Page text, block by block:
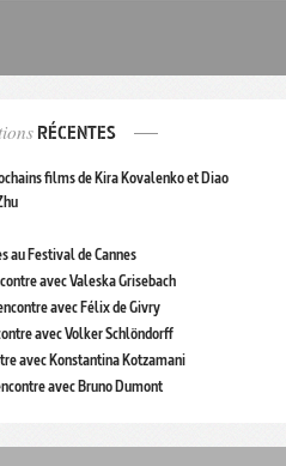
RÉCENTES
films de Kira Kovalenko et Diao
au Festival de Cannes
avec Valeska Grisebach
avec Félix de Givry
avec Volker Schlöndorff
avec Konstantina Kotzamani
avec Bruno Dumont